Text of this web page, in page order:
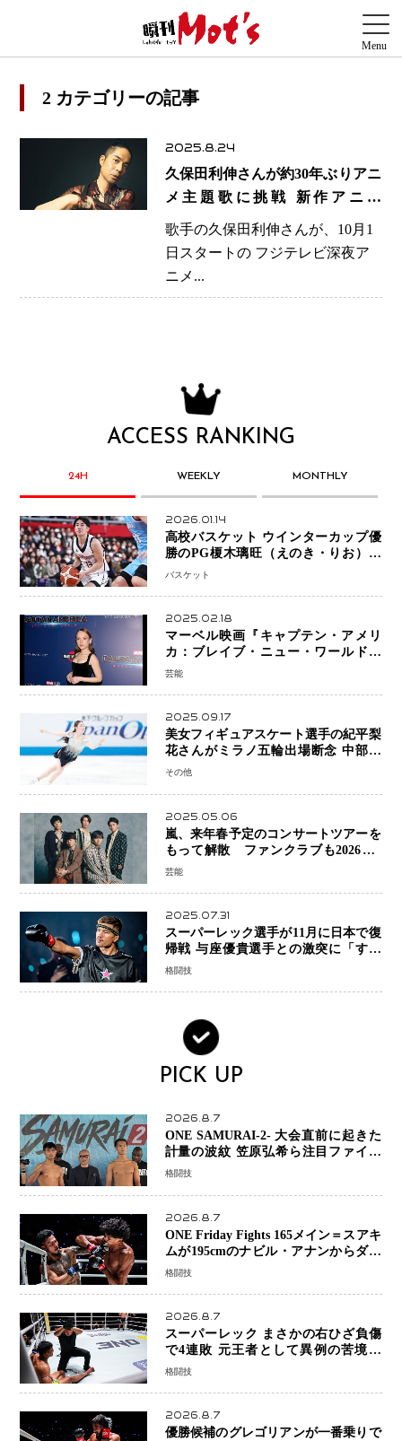
2 カテゴリーの記事
2025.8.24
久保田利伸さんが約30年ぶりアニ
メ主題歌に挑戦 新作アニメ
『Let’s Play クエストだらけのマ
イライフ』OP＆ED担当
歌手の久保田利伸さんが、10月1
日スタートの フジテレビ深夜ア
ニメ...
ACCESS RANKING
24H WEEKLY MONTHLY
2026.01.14
高校バスケット ウインターカップ優
勝のPG榎木璃旺（えのき・りお）が
プロの現場へ―。
バスケット
2025.02.18
マーベル映画『キャプテン・アメリ
カ：ブレイブ・ニュー・ワールド』
新ブラック・ウィドウ役のシラ・ハー
芸能
2025.09.17
美女フィギュアスケート選手の紀平梨
花さんがミラノ五輪出場断念 中部選
手権欠場を発表「安全最優先の判断」
その他
2025.05.06
嵐、来年春予定のコンサートツアーを
もって解散 ファンクラブも2026年5
月末で活動終了
芸能
2025.07.31
スーパーレック選手が11月に日本で復
帰戦 与座優貴選手との激突に「すべ
ての技術を見せたい」
格闘技
PICK UP
2026.8.7
ONE SAMURAI-2- 大会直前に起きた
計量の波紋 笠原弘希ら注目ファイタ
ーは契約体重で決戦へ、山本歩夢と平
格闘技
2026.8.7
ONE Friday Fights 165メイン＝スアキ
ムが195cmのナビル・アナンからダウ
ン奪取！猛反撃を耐え抜き判定勝利、
格闘技
2026.8.7
スーパーレック まさかの右ひざ負傷
で4連敗 元王者として異例の苦境…
「アクシデント」でも消えない危険信
格闘技
2026.8.7
優勝候補のグレゴリアンが一番乗りで